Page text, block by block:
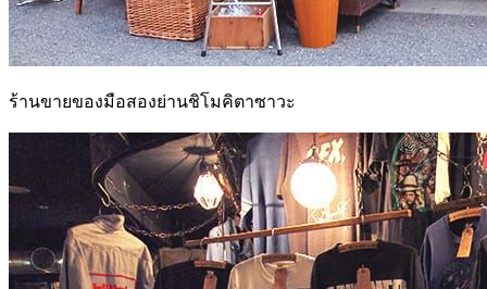
ร้านขายของมือสองย่านชิโมคิตาซาวะ